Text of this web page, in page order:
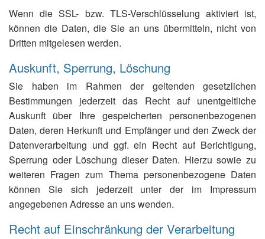
Wenn die SSL- bzw. TLS-Verschlüsselung aktiviert ist,
können die Daten, die Sie an uns übermitteln, nicht von
Dritten mitgelesen werden.
Auskunft, Sperrung, Löschung
Sie haben im Rahmen der geltenden gesetzlichen
Bestimmungen jederzeit das Recht auf unentgeltliche
Auskunft über Ihre gespeicherten personenbezogenen
Daten, deren Herkunft und Empfänger und den Zweck der
Datenverarbeitung und ggf. ein Recht auf Berichtigung,
Sperrung oder Löschung dieser Daten. Hierzu sowie zu
weiteren Fragen zum Thema personenbezogene Daten
können Sie sich jederzeit unter der im Impressum
angegebenen Adresse an uns wenden.
Recht auf Einschränkung der Verarbeitung